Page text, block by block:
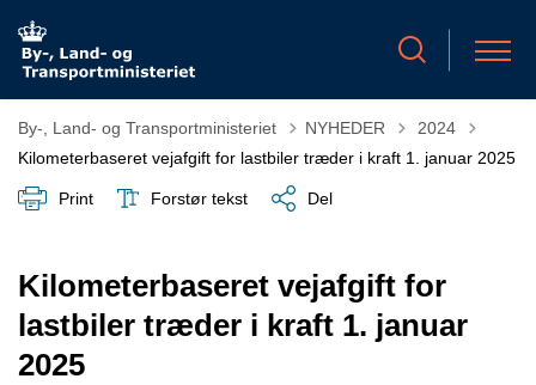
By-, Land- og Transportministeriet NYHEDER Tilbage til
2024
Kilometerbaseret vejafgift for lastbiler træder i kraft 1. januar 2025
Print Forstør tekst Del
Kilometerbaseret vejafgift for
lastbiler træder i kraft 1. januar
2025